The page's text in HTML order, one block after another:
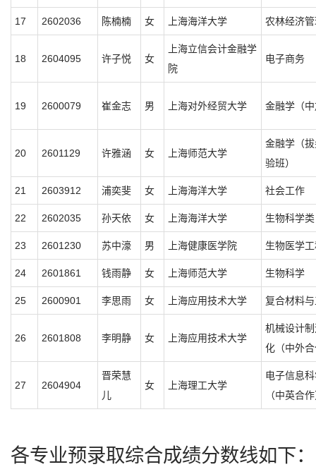
17 2602036 陈楠楠 女 上海海洋大学 农林经济
18 2604095 许子悦 女
上海立信会计金融学
院
电子商务
19 2600079 崔金志 男 上海对外经贸大学 金融学（
20 2601129 许雅涵 女 上海师范大学
金融学（
验班）
21 2603912 浦奕斐 女 上海海洋大学 社会工作
22 2602035 孙天依 女 上海海洋大学 生物科学类
23 2601230 苏中濠 男 上海健康医学院 生物医学
24 2601861 钱雨静 女 上海师范大学 生物科学
25 2600901 李思雨 女 上海应用技术大学 复合材料
26 2601808 李明静 女 上海应用技术大学
机械设计
化（中外
27 2604904
晋荣慧
儿
女 上海理工大学
电子信息
（中英合
各专业预录取综合成绩分数线如下：